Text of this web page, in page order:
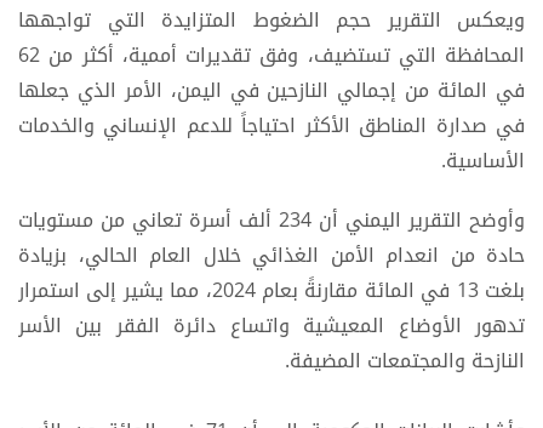
ويعكس التقرير حجم الضغوط المتزايدة التي تواجهها
المحافظة التي تستضيف، وفق تقديرات أممية، أكثر من 62
في المائة من إجمالي النازحين في اليمن، الأمر الذي جعلها
في صدارة المناطق الأكثر احتياجاً للدعم الإنساني والخدمات
الأساسية.
وأوضح التقرير اليمني أن 234 ألف أسرة تعاني من مستويات
حادة من انعدام الأمن الغذائي خلال العام الحالي، بزيادة
بلغت 13 في المائة مقارنةً بعام 2024، مما يشير إلى استمرار
تدهور الأوضاع المعيشية واتساع دائرة الفقر بين الأسر
النازحة والمجتمعات المضيفة.